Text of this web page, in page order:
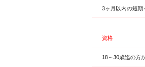
3ヶ月以内の短期
資格
18～30歳迄の方